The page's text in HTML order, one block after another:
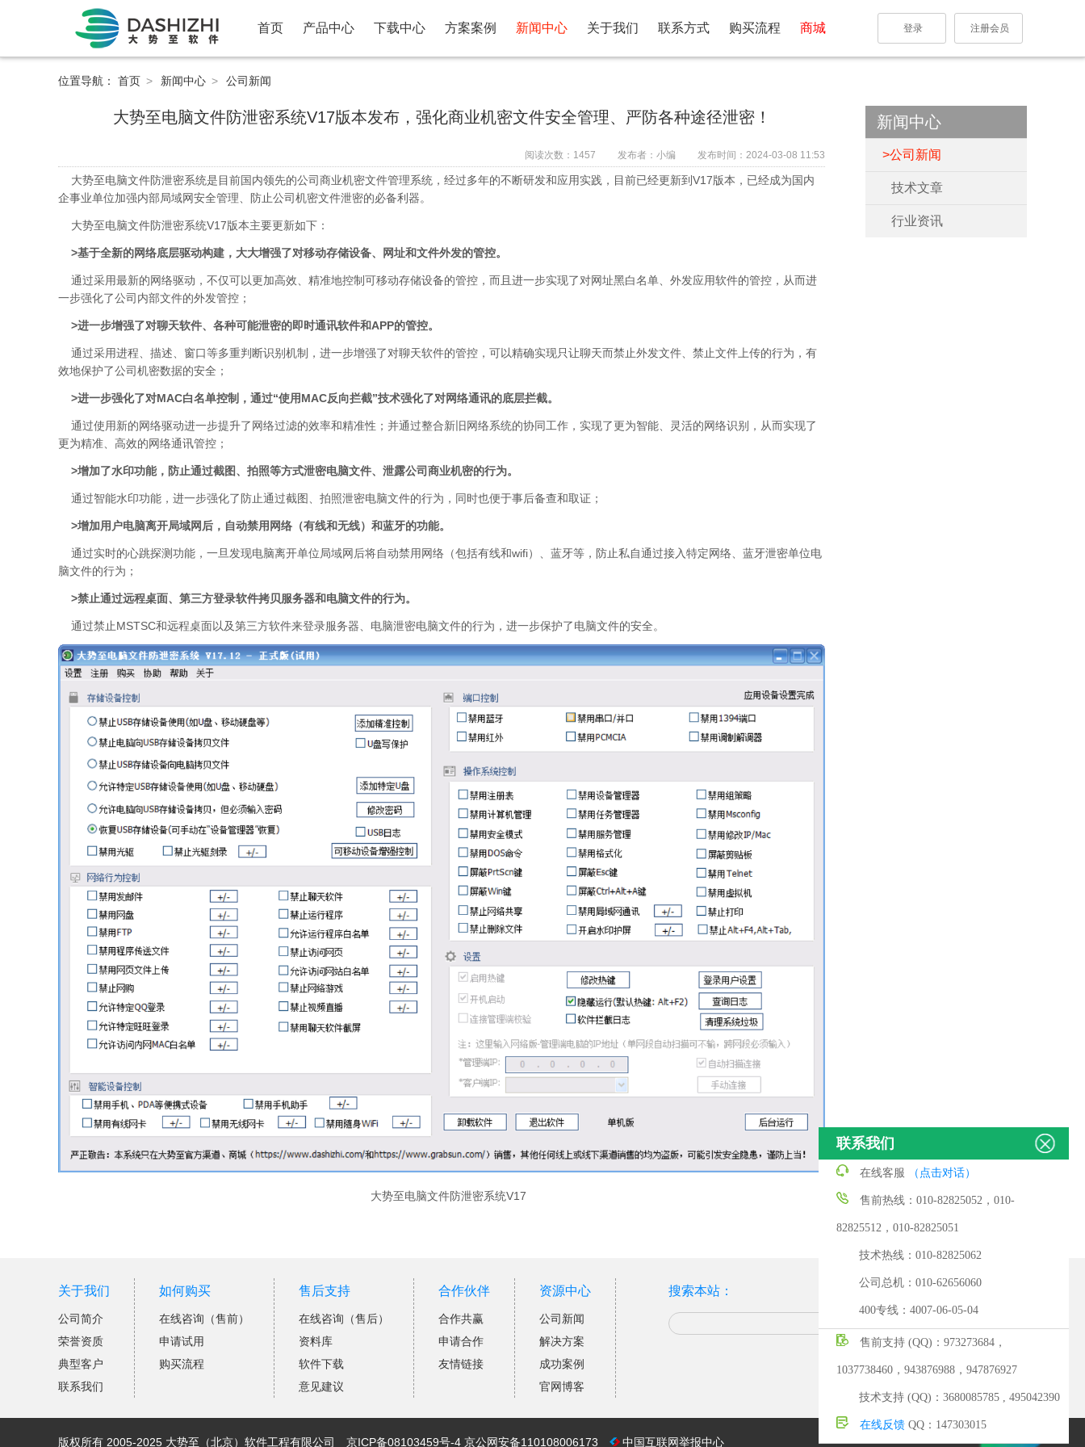
首页 产品中心 下载中心 方案案例 新闻中心 关于我们 联系方式 购买流程 商城 登录 注册会员
位置导航： 首页 > 新闻中心 > 公司新闻
新闻中心
公司新闻
技术文章
行业资讯
大势至电脑文件防泄密系统V17版本发布，强化商业机密文件安全管理、严防各种途径泄密！
阅读次数： 1457 发布者：小编 发布时间：2024-03-08 11:53
大势至电脑文件防泄密系统是目前国内领先的公司商业机密文件管理系统，经过多年的不断研发和应用实践，目前已经更新到V17版本，已经成为国内
企事业单位加强内部局域网安全管理、防止公司机密文件泄密的必备利器。
大势至电脑文件防泄密系统V17版本主要更新如下：
>基于全新的网络底层驱动构建，大大增强了对移动存储设备、网址和文件外发的管控。
通过采用最新的网络驱动，不仅可以更加高效、精准地控制可移动存储设备的管控，而且进一步实现了对网址黑白名单、外发应用软件的管控，从而进
一步强化了公司内部文件的外发管控；
>进一步增强了对聊天软件、各种可能泄密的即时通讯软件和APP的管控。
通过采用进程、描述、窗口等多重判断识别机制，进一步增强了对聊天软件的管控，可以精确实现只让聊天而禁止外发文件、禁止文件上传的行为，有
效地保护了公司机密数据的安全；
>进一步强化了对MAC白名单控制，通过“使用MAC反向拦截”技术强化了对网络通讯的底层拦截。
通过使用新的网络驱动进一步提升了网络过滤的效率和精准性；并通过整合新旧网络系统的协同工作，实现了更为智能、灵活的网络识别，从而实现了
更为精准、高效的网络通讯管控；
>增加了水印功能，防止通过截图、拍照等方式泄密电脑文件、泄露公司商业机密的行为。
通过智能水印功能，进一步强化了防止通过截图、拍照泄密电脑文件的行为，同时也便于事后备查和取证；
>增加用户电脑离开局域网后，自动禁用网络（有线和无线）和蓝牙的功能。
通过实时的心跳探测功能，一旦发现电脑离开单位局域网后将自动禁用网络（包括有线和wifi）、蓝牙等，防止私自通过接入特定网络、蓝牙泄密单位电
脑文件的行为；
>禁止通过远程桌面、第三方登录软件拷贝服务器和电脑文件的行为。
通过禁止MSTSC和远程桌面以及第三方软件来登录服务器、电脑泄密电脑文件的行为，进一步保护了电脑文件的安全。
大势至电脑文件防泄密系统V17
关于我们
公司简介
荣誉资质
典型客户
联系我们
如何购买
在线咨询（售前）
申请试用
购买流程
售后支持
在线咨询（售后）
资料库
软件下载
意见建议
合作伙伴
合作共赢
申请合作
友情链接
资源中心
公司新闻
解决方案
成功案例
官网博客
搜索本站：
版权所有 2005-2025 大势至（北京）软件工程有限公司 京ICP备08103459号-4 京公网安备110108006173 中国互联网举报中心
联系我们
在线客服 （点击对话）
售前热线：010-82825052，010-
82825512，010-82825051
技术热线：010-82825062
公司总机：010-62656060
400专线：4007-06-05-04
售前支持 (QQ)：973273684，
1037738460，943876988，947876927
技术支持 (QQ)：3680085785 , 495042390
在线反馈 QQ：147303015